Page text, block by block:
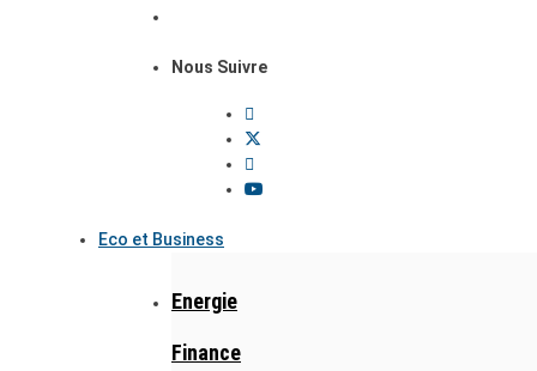
Nous Suivre
Eco et Business
Energie
Finance